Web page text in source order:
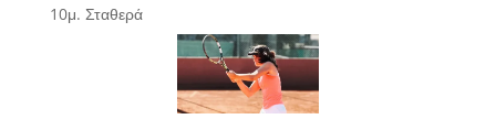
10μ. Σταθερά